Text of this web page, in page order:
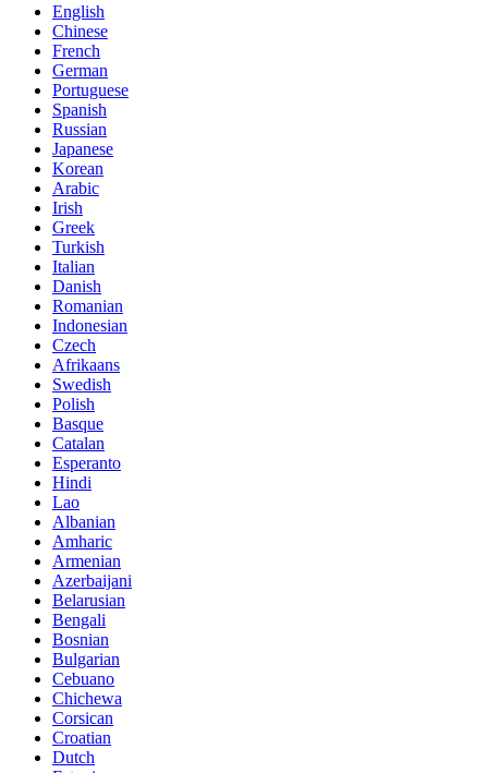
English
Chinese
French
German
Portuguese
Spanish
Russian
Japanese
Korean
Arabic
Irish
Greek
Turkish
Italian
Danish
Romanian
Indonesian
Czech
Afrikaans
Swedish
Polish
Basque
Catalan
Esperanto
Hindi
Lao
Albanian
Amharic
Armenian
Azerbaijani
Belarusian
Bengali
Bosnian
Bulgarian
Cebuano
Chichewa
Corsican
Croatian
Dutch